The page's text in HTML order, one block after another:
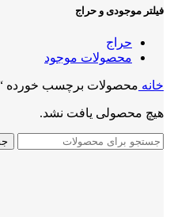
فیلتر موجودی و حراج
حراج
محصولات موجود
خانه محصولات برچسب خورده
هیچ محصولی یافت نشد.